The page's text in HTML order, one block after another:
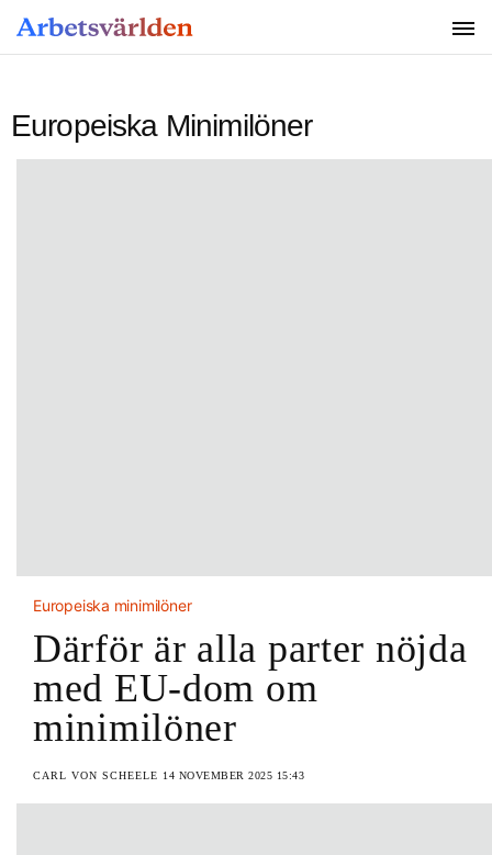
Europeiska Minimilöner
Europeiska minimilöner
Därför är alla parter nöjda
med EU-dom om
minimilöner
CARL VON SCHEELE 14 NOVEMBER 2025 15:43